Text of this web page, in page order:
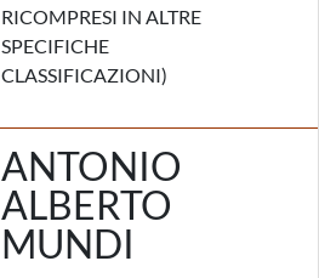
RICOMPRESI IN ALTRE
SPECIFICHE
CLASSIFICAZIONI)
ANTONIO
ALBERTO
MUNDI